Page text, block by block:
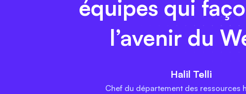
équipes qui
l’avenir du
Halil Telli
Chef du département des ressources